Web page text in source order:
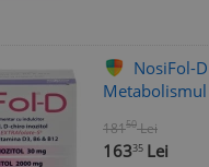
NosiFol-
18150 Lei
16335 Lei